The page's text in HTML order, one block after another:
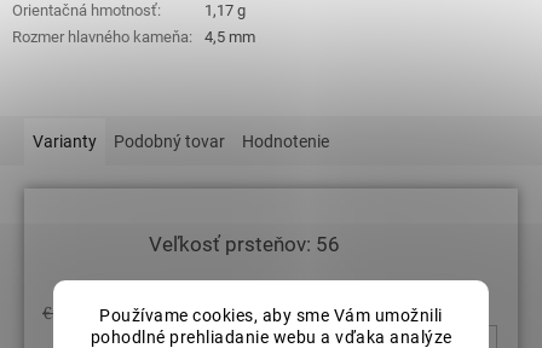
Používame cookies, aby sme Vám umožnili
pohodlné prehliadanie webu a vďaka analýze
Orientačná hmotnosť:
1,17 g
Rozmer hlavného kameňa: 4,5 mm
Varianty Podobný tovar Hodnotenie
Veľkosť prsteňov: 56
€324,27